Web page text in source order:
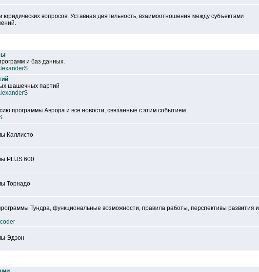
вопросов. Уставная деятельность, взаимоотношения между субъектами
и баз данных.
шашечных партий
программы Аврора и все новости, связанные с этим событием.
Каллисто
PLUS 600
Торнадо
Тундра, функциональные возможности, правила работы, перспективы развития и
Эдэон